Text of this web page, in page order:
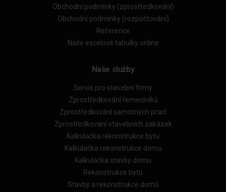
Obchodní podmínky (zprostředkování)
Obchodní podmínky (rozpočtování)
Reference
Naše excelové tabulky online
Naše služby
Servis pro stavební firmy
Zprostředkování řemeslníků
Zprostředkování samotných prací
Zprostředkování stavebních zakázek
Kalkulačka rekonstrukce bytu
Kalkulačka rekonstrukce domu
Kalkulačka stavby domu
Rekonstrukce bytů
Stavby a rekonstrukce domů